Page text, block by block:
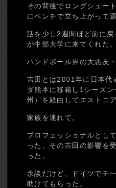
その背後でロングシュー
にベンチで立ち上がって
話を少し2週間ほど前に
が中部大学に来てくれた
ハンドボール界の大悪友・
吉田とは2001年に日本代
ダ熊本に移籍し1シーズ
州）を経由してエストニ
家族を連れて。
プロフェッショナルとし
った。その吉田の影響を
った。
余談だけど、ドイツでチ
助けてもらった。